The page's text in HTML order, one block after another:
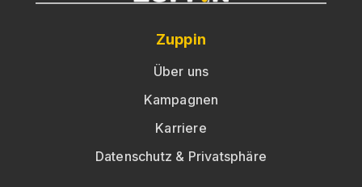
Zuppin
Über uns
Kampagnen
Karriere
Datenschutz & Privatsphäre